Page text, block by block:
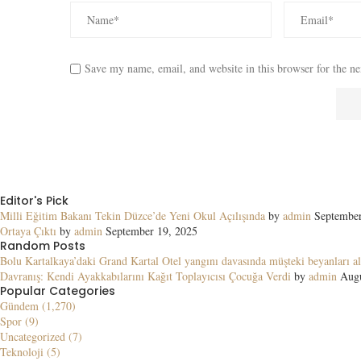
Save my name, email, and website in this browser for the
Editor's Pick
Milli Eğitim Bakanı Tekin Düzce’de Yeni Okul Açılışında by admin
Ortaya Çıktı by admin September 19, 2025
Random Posts
Bolu Kartalkaya’daki Grand Kartal Otel yangını davasında müşteki beyanları
Davranış: Kendi Ayakkabılarını Kağıt Toplayıcısı Çocuğa Verdi by admin
Popular Categories
Gündem (1,270)
Spor (9)
Uncategorized (7)
Teknoloji (5)